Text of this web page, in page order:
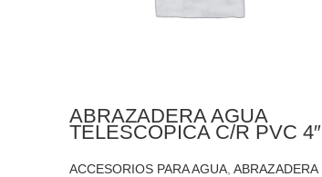
ABRAZADERA AGUA
TELESCOPICA C/R PVC 4″
ACCESORIOS PARA AGUA ABRAZADERA